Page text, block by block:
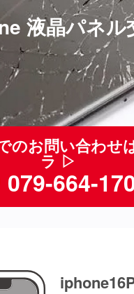
液晶パネル
のお問い合わせ
ラ ▷
079-664-